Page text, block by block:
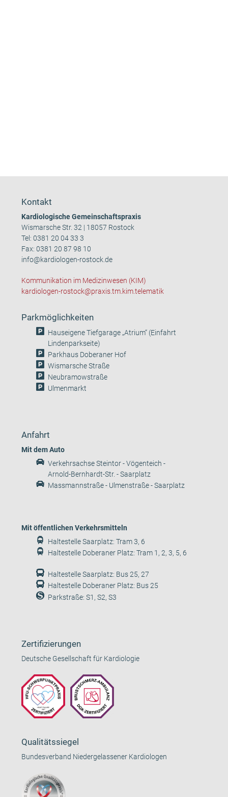
Kontakt
Kardiologische Gemeinschaftspraxis
Wismarsche Str. 32 | 18057 Rostock
Tel:0381 20 04 33 3
Fax: 0381 20 87 98 10
info@kardiologen-rostock.de
Kommunikation im Medizinwesen (KIM)
kardiologen-rostock@praxis.tm.kim.telematik
Parkmöglichkeiten
Hauseigene Tiefgarage „Atrium“ (Einfahrt
Lindenparkseite)
Parkhaus Doberaner Hof
Wismarsche Straße
Neubramowstraße
Ulmenmarkt
Anfahrt
Mit dem Auto
Verkehrsachse Steintor - Vögenteich -
Arnold-Bernhardt-Str. - Saarplatz
Massmannstraße - Ulmenstraße - Saarplatz
Mit öffentlichen Verkehrsmitteln
Haltestelle Saarplatz: Tram 3, 6
Haltestelle Doberaner Platz: Tram 1, 2, 3, 5, 6
Haltestelle Saarplatz: Bus 25, 27
Haltestelle Doberaner Platz: Bus 25
Parkstraße: S1, S2, S3
Zertifizierungen
Deutsche Gesellschaft für Kardiologie
Qualitätssiegel
Bundesverband Niedergelassener Kardiologen